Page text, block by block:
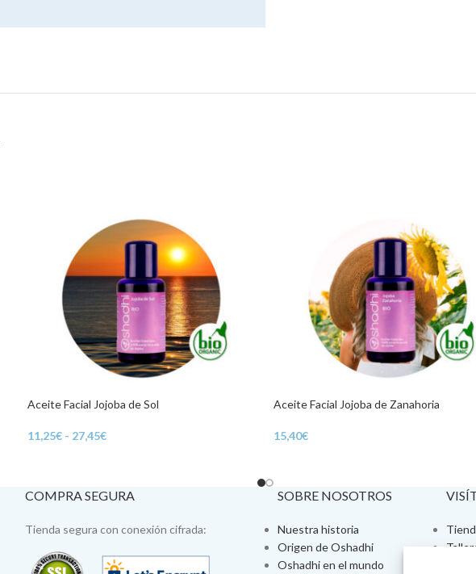
Aceite Facial Jojoba de Sol
11,25€ - 27,45€
Aceite Facial Jojoba de Zanahoria
15,40€
COMPRA SEGURA
Tienda segura con conexión cifrada:
SOBRE NOSOTROS
Nuestra historia
Origen de Oshadhi
Oshadhi en el mundo